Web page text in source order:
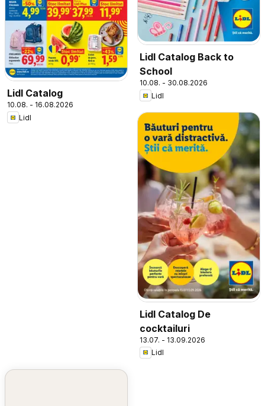
Lidl Catalog
10.08. - 16.08.2026
Lidl
Lidl Catalog Back to
School
10.08. - 30.08.2026
Lidl
Lidl Catalog De
cocktailuri
13.07. - 13.09.2026
Lidl